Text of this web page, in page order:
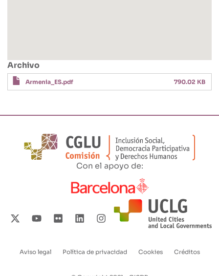
Archivo
Armenia_ES.pdf 790.02 KB
Con el apoyo de:
Aviso legal Política de privacidad Cookies Créditos